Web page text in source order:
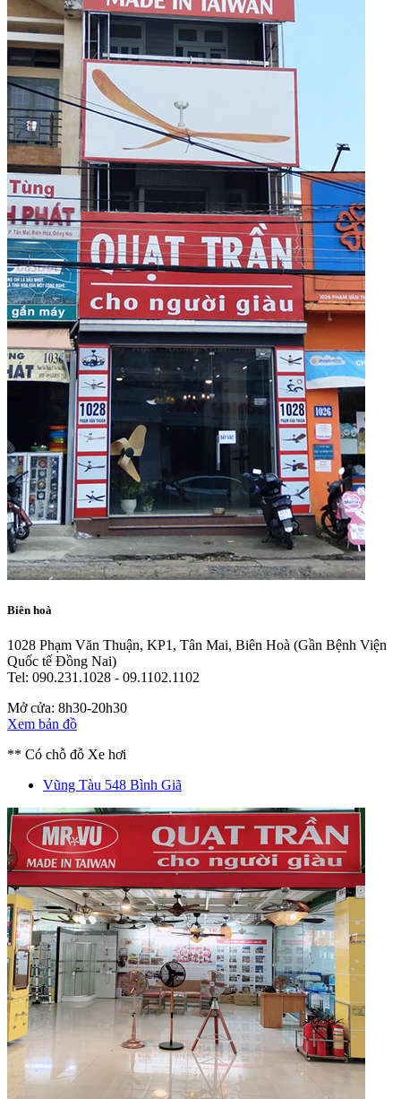
Biên hoà
1028 Phạm Văn Thuận, KP1, Tân Mai, Biên Hoà (Gần Bệnh Viện
Quốc tế Đồng Nai)
Tel: 090.231.1028 - 09.1102.1102
Mở cửa: 8h30-20h30
Xem bản đồ
** Có chỗ đỗ Xe hơi
Vũng Tàu 548 Bình Giã